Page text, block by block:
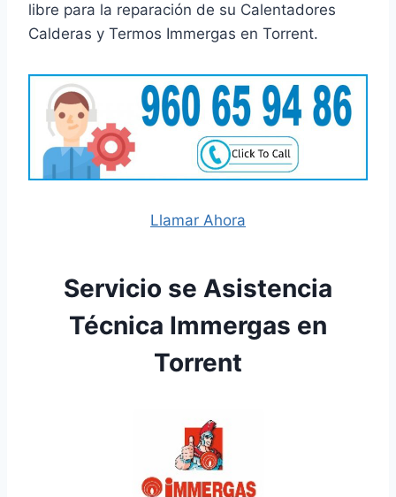
libre para la reparación de su Calentadores
Calderas y Termos Immergas en Torrent.
Llamar Ahora
Servicio se Asistencia
Técnica Immergas en
Torrent